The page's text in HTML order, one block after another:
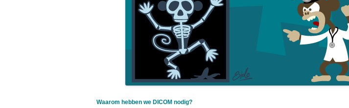
Waarom hebben we DICOM nodig?